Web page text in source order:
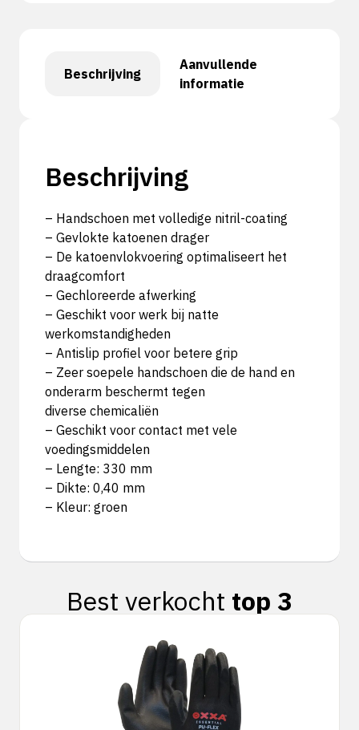
Beschrijving
Aanvullende
informatie
Beschrijving
– Handschoen met volledige nitril-coating
– Gevlokte katoenen drager
– De katoenvlokvoering optimaliseert het
draagcomfort
– Gechloreerde afwerking
– Geschikt voor werk bij natte
werkomstandigheden
– Antislip profiel voor betere grip
– Zeer soepele handschoen die de hand en
onderarm beschermt tegen
diverse chemicaliën
– Geschikt voor contact met vele
voedingsmiddelen
– Lengte: 330 mm
– Dikte: 0,40 mm
– Kleur: groen
Best verkocht top 3